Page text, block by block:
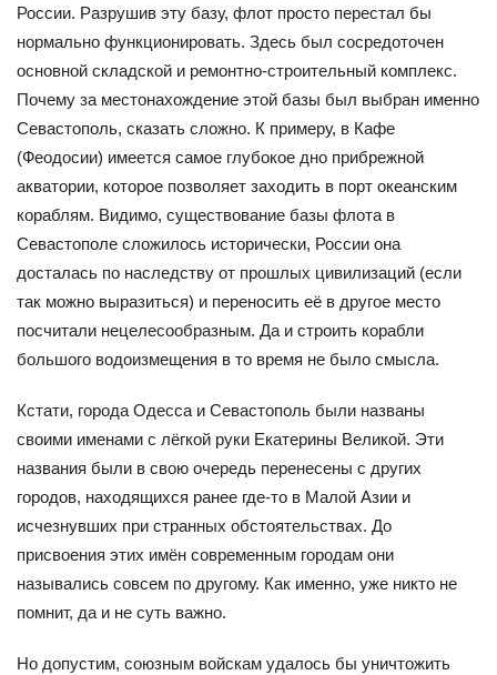
России. Разрушив эту базу, флот просто перестал бы
нормально функционировать. Здесь был сосредоточен
основной складской и ремонтно-строительный комплекс.
Почему за местонахождение этой базы был выбран именно
Севастополь, сказать сложно. К примеру, в Кафе
(Феодосии) имеется самое глубокое дно прибрежной
акватории, которое позволяет заходить в порт океанским
кораблям. Видимо, существование базы флота в
Севастополе сложилось исторически, России она
досталась по наследству от прошлых цивилизаций (если
так можно выразиться) и переносить её в другое место
посчитали нецелесообразным. Да и строить корабли
большого водоизмещения в то время не было смысла.
Кстати, города Одесса и Севастополь были названы
своими именами с лёгкой руки Екатерины Великой. Эти
названия были в свою очередь перенесены с других
городов, находящихся ранее где-то в Малой Азии и
исчезнувших при странных обстоятельствах. До
присвоения этих имён современным городам они
назывались совсем по другому. Как именно, уже никто не
помнит, да и не суть важно.
Но допустим, союзным войскам удалось бы уничтожить